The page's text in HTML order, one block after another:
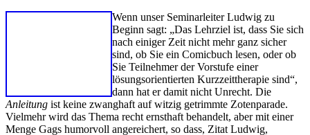
Wenn unser Seminarleiter Ludwig zu
Beginn sagt: „Das Lehrziel ist, dass Sie sich
nach einiger Zeit nicht mehr ganz sicher
sind, ob Sie ein Comicbuch lesen, oder ob
Sie Teilnehmer der Vorstufe einer
lösungsorientierten Kurzzeittherapie sind“,
dann hat er damit nicht Unrecht. Die
Anleitung ist keine zwanghaft auf witzig getrimmte Zotenparade.
Vielmehr wird das Thema recht ernsthaft behandelt, aber mit einer
Menge Gags humorvoll angereichert, so dass, Zitat Ludwig,